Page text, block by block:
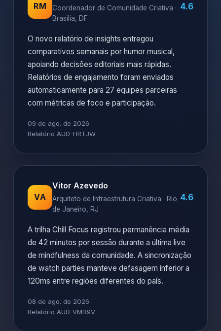
RM
Coordenador de Comunidade Criativa ·
Brasília, DF
4.6
O novo relatório de insights entregou
comparativos semanais por humor musical,
apoiando decisões editoriais mais rápidas.
Relatórios de engajamento foram enviados
automaticamente para 27 equipes parceiras
com métricas de foco e participação.
09 de ago. de 2026
Relatório AUD-HRTJW
VA
Vitor Azevedo
Arquiteto de Infraestrutura Criativa · Rio
de Janeiro, RJ
4.6
A trilha Chill Focus registrou permanência média
de 42 minutos por sessão durante a última live
de mindfulness da comunidade. A sincronização
de watch parties manteve defasagem inferior a
120ms entre regiões diferentes do país.
08 de ago. de 2026
Relatório AUD-VMB9V